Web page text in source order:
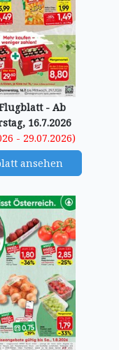
Flugblatt - Ab
16.7.2026
- 29.07.2026)
ansehen